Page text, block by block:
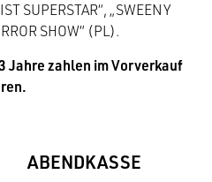
SUPERSTAR“, „SWEENY
SHOW“ (PL).
Jahre zahlen im Vorverkauf
ABENDKASSE